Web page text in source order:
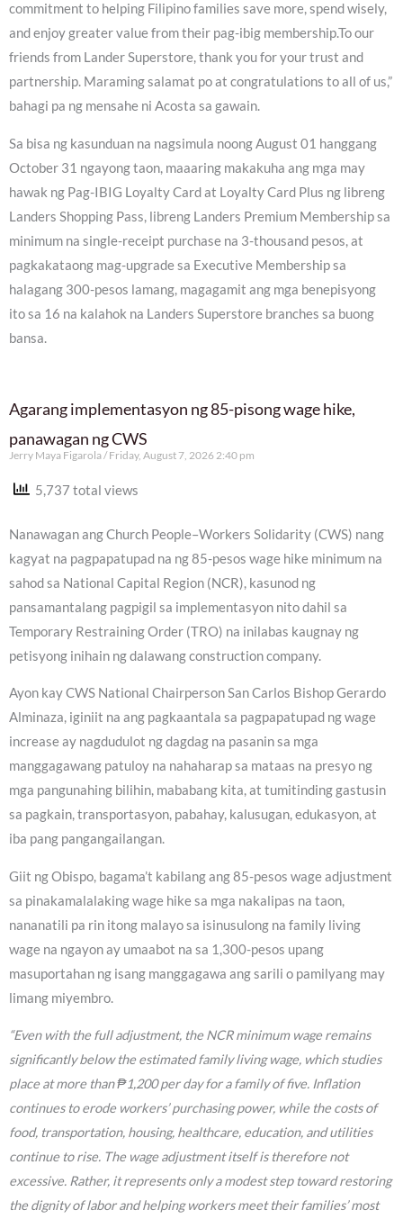
commitment to helping Filipino families save more, spend wisely,
and enjoy greater value from their pag-ibig membership.To our
friends from Lander Superstore, thank you for your trust and
partnership. Maraming salamat po at congratulations to all of us,”
bahagi pa ng mensahe ni Acosta sa gawain.
Sa bisa ng kasunduan na nagsimula noong August 01 hanggang
October 31 ngayong taon, maaaring makakuha ang mga may
hawak ng Pag-IBIG Loyalty Card at Loyalty Card Plus ng libreng
Landers Shopping Pass, libreng Landers Premium Membership sa
minimum na single-receipt purchase na 3-thousand pesos, at
pagkakataong mag-upgrade sa Executive Membership sa
halagang 300-pesos lamang, magagamit ang mga benepisyong
ito sa 16 na kalahok na Landers Superstore branches sa buong
bansa.
Agarang implementasyon ng 85-pisong wage hike,
panawagan ng CWS
Jerry Maya Figarola Friday, August 7, 2026 2:40 pm
5,737 total views
Nanawagan ang Church People–Workers Solidarity (CWS) nang
kagyat na pagpapatupad na ng 85-pesos wage hike minimum na
sahod sa National Capital Region (NCR), kasunod ng
pansamantalang pagpigil sa implementasyon nito dahil sa
Temporary Restraining Order (TRO) na inilabas kaugnay ng
petisyong inihain ng dalawang construction company.
Ayon kay CWS National Chairperson San Carlos Bishop Gerardo
Alminaza, iginiit na ang pagkaantala sa pagpapatupad ng wage
increase ay nagdudulot ng dagdag na pasanin sa mga
manggagawang patuloy na nahaharap sa mataas na presyo ng
mga pangunahing bilihin, mababang kita, at tumitinding gastusin
sa pagkain, transportasyon, pabahay, kalusugan, edukasyon, at
iba pang pangangailangan.
Giit ng Obispo, bagama’t kabilang ang 85-pesos wage adjustment
sa pinakamalalaking wage hike sa mga nakalipas na taon,
nananatili pa rin itong malayo sa isinusulong na family living
wage na ngayon ay umaabot na sa 1,300-pesos upang
masuportahan ng isang manggagawa ang sarili o pamilyang may
limang miyembro.
“Even with the full adjustment, the NCR minimum wage remains
significantly below the estimated family living wage, which studies
place at more than ₱1,200 per day for a family of five. Inflation
continues to erode workers’ purchasing power, while the costs of
food, transportation, housing, healthcare, education, and utilities
continue to rise. The wage adjustment itself is therefore not
excessive. Rather, it represents only a modest step toward restoring
the dignity of labor and helping workers meet their families’ most